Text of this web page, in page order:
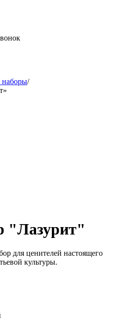
наборы/
"Лазурит"
для ценителей настоящего
культуры.